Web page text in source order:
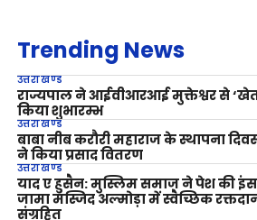
Trending News
उत्तराखण्ड
राज्यपाल ने आईवीआरआई मुक्तेश्वर से
किया शुभारम्भ
उत्तराखण्ड
बाबा नीब करौरी महाराज के स्थापना
ने किया प्रसाद वितरण
उत्तराखण्ड
याद ए हुसैन: मुस्लिम समाज ने पेश की
जामा मस्जिद अल्मोड़ा में स्वैच्छिक
संग्रहित